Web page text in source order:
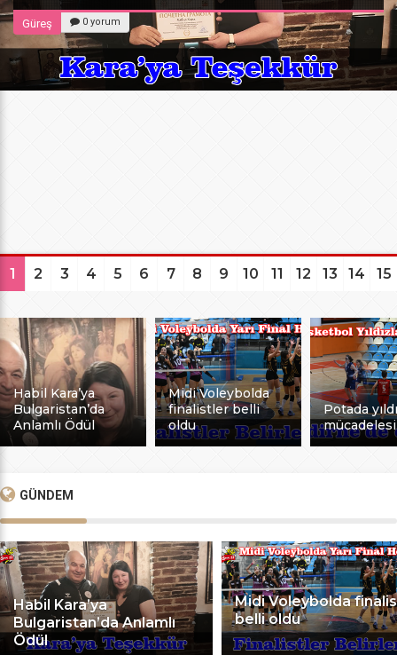
Güreş 0 yorum
1 2 3 4 5 6 7 8 9 10 11 12 13 14 15
Habil Kara’ya
Bulgaristan’da
Anlamlı Ödül
Midi Voleybolda
finalistler belli
oldu
Potada
mücadelesi
GÜNDEM
Habil Kara’ya
Bulgaristan’da Anlamlı
Ödül
Midi Voleybolda
belli oldu